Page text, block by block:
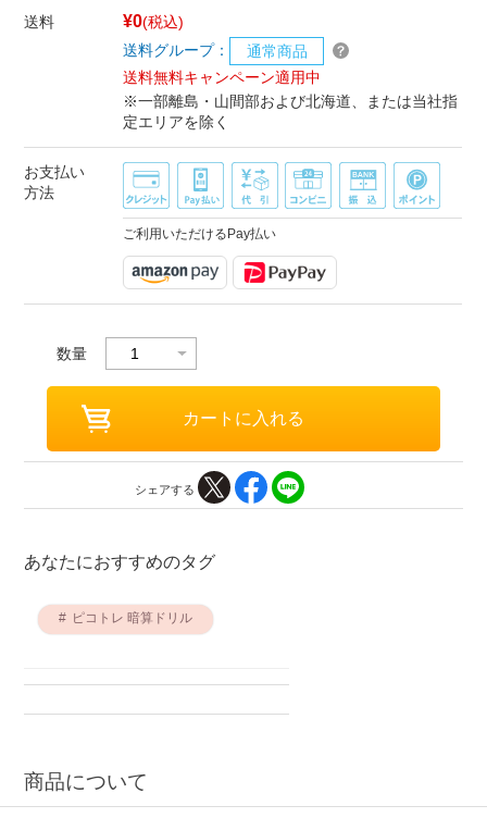
送料 ¥0(税込)
送料グループ：
通常商品
送料無料キャンペーン適用中
※一部離島・山間部および北海道、または当社指
定エリアを除く
お支払い
方法
ご利用いただけるPay払い
数量
シェアする
あなたにおすすめのタグ
ピコトレ 暗算ドリル
商品について